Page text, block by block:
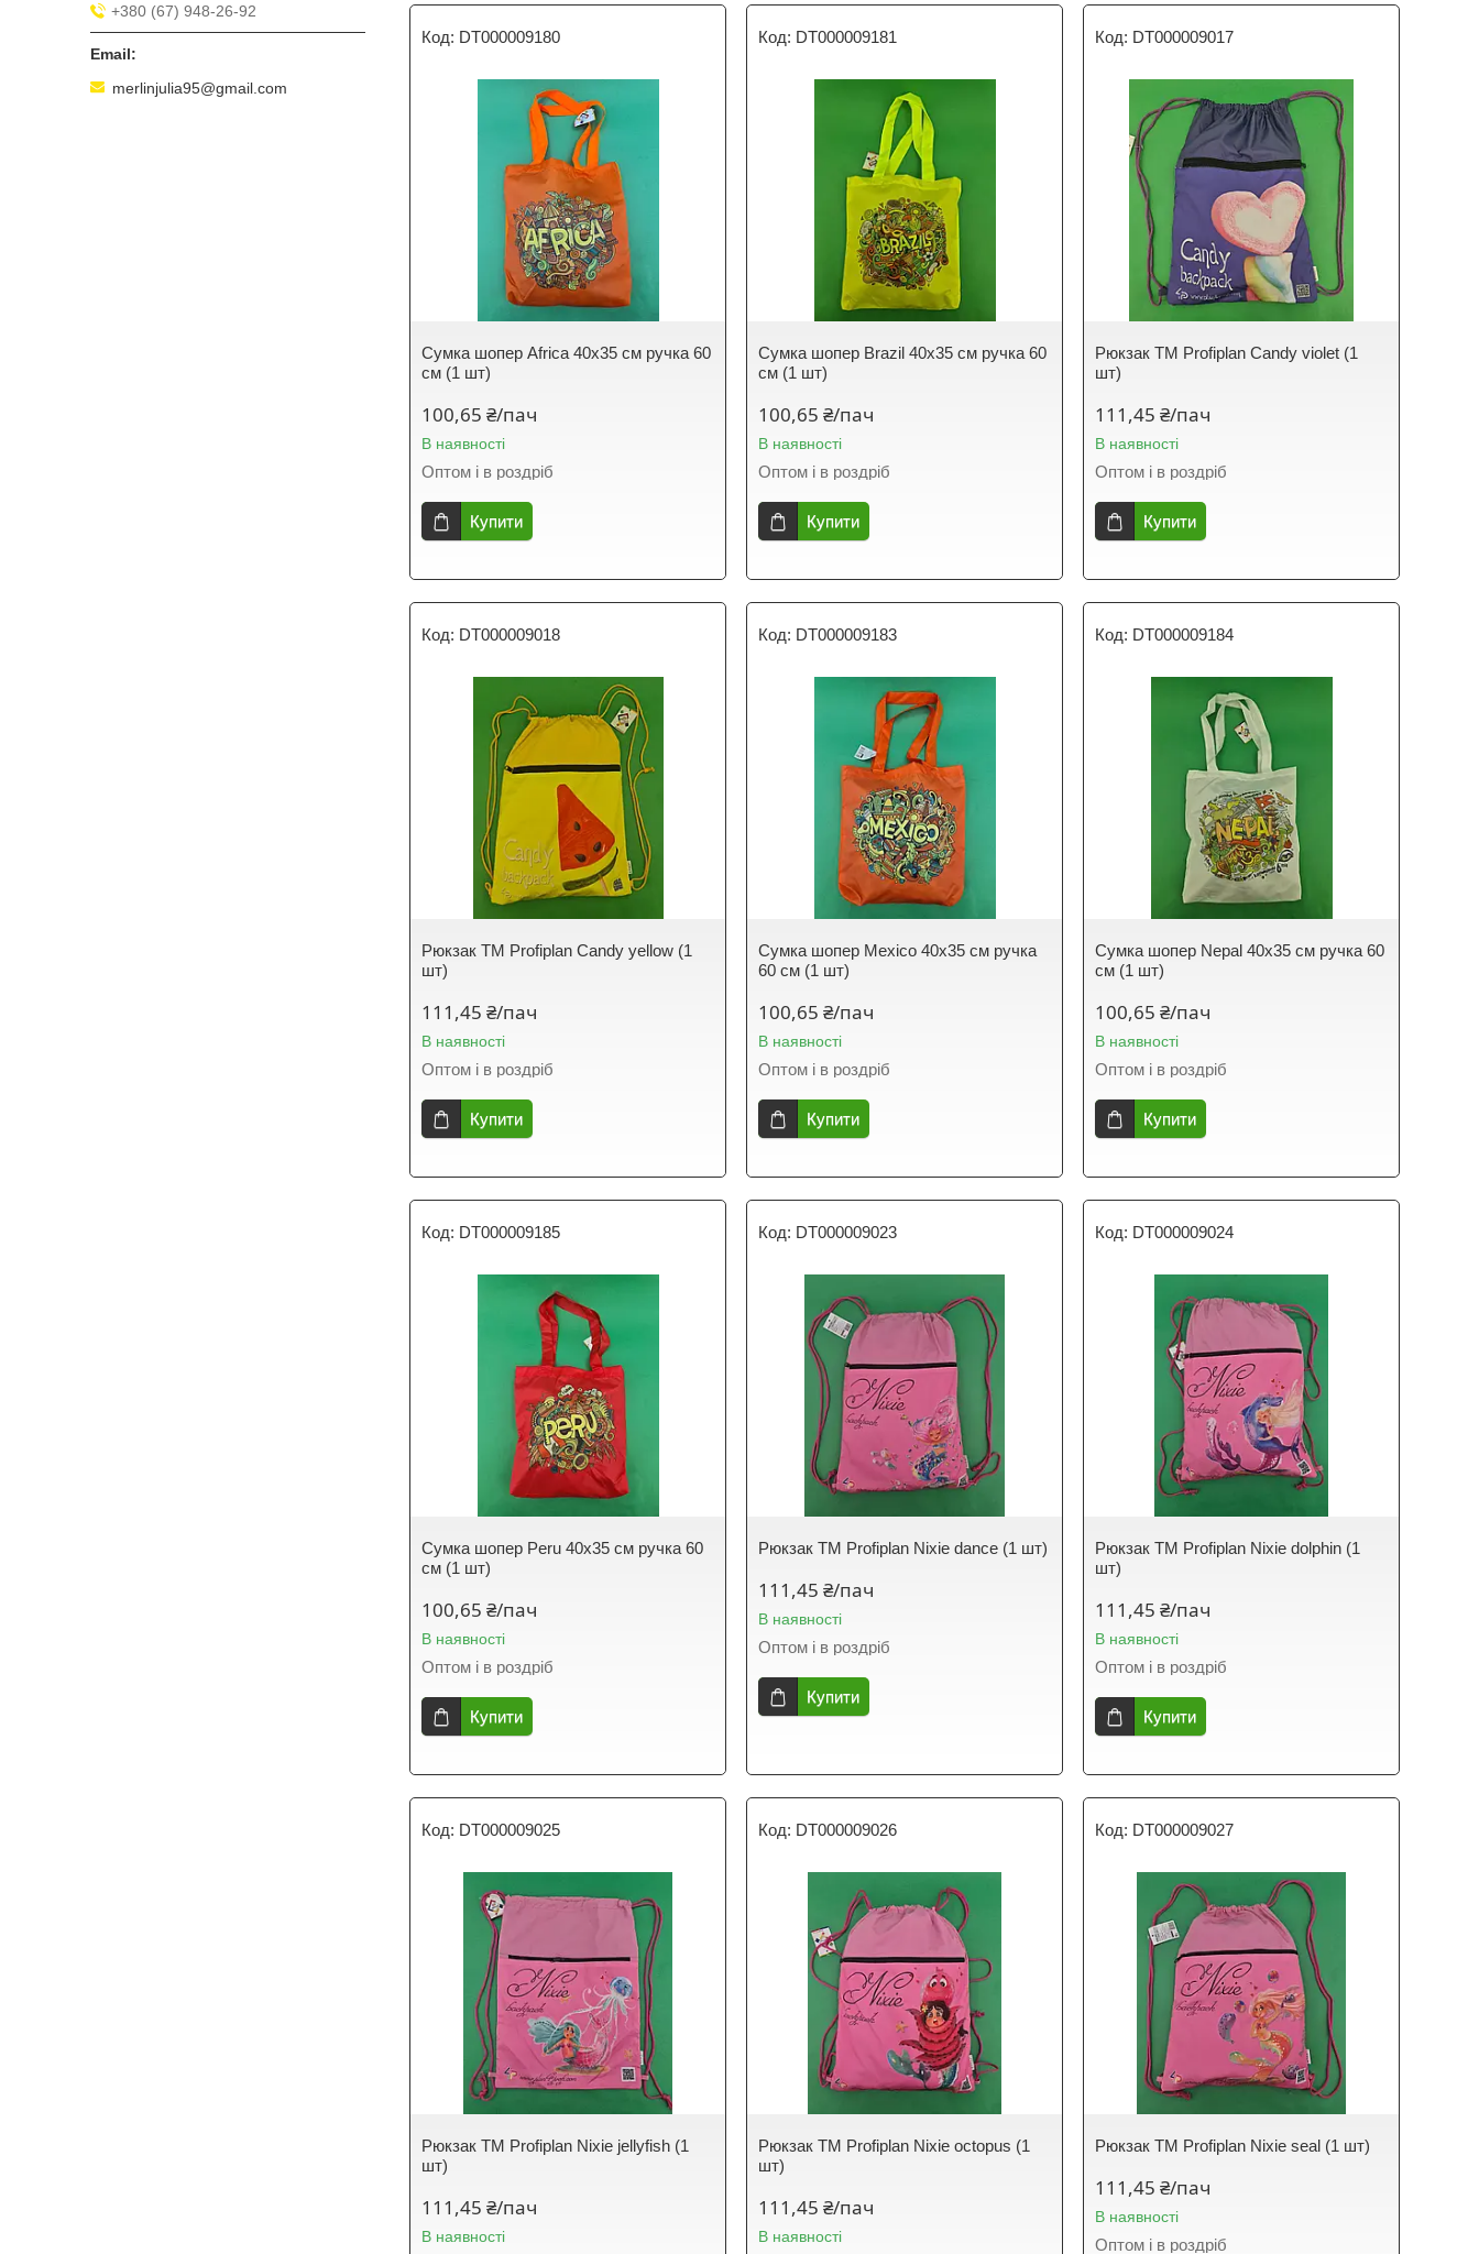
DT000009180
Сумка шопер Africa 40x35 см ручка 60
см (1 шт)
100,65 ₴/пач
В наявності
Оптом і в роздріб
Купити
DT000009181
Сумка шопер Brazil 40x35 см ручка 60
см (1 шт)
100,65 ₴/пач
В наявності
Оптом і в роздріб
Купити
DT000009017
Рюкзак TM Profiplan Candy violet (1
шт)
111,45 ₴/пач
В наявності
Оптом і в роздріб
Купити
DT000009018
Рюкзак TM Profiplan Candy yellow (1
шт)
111,45 ₴/пач
В наявності
Оптом і в роздріб
Купити
DT000009183
Сумка шопер Mexico 40x35 см ручка
60 см (1 шт)
100,65 ₴/пач
В наявності
Оптом і в роздріб
Купити
DT000009184
Сумка шопер Nepal 40x35 см ручка 60
см (1 шт)
100,65 ₴/пач
В наявності
Оптом і в роздріб
Купити
DT000009185
Сумка шопер Peru 40x35 см ручка 60
см (1 шт)
100,65 ₴/пач
В наявності
Оптом і в роздріб
Купити
DT000009023
Рюкзак TM Profiplan Nixie dance (1 шт)
111,45 ₴/пач
В наявності
Оптом і в роздріб
Купити
DT000009024
Рюкзак TM Profiplan Nixie dolphin (1
шт)
111,45 ₴/пач
В наявності
Оптом і в роздріб
Купити
DT000009025
Рюкзак TM Profiplan Nixie jellyfish (1
шт)
111,45 ₴/пач
В наявності
DT000009026
Рюкзак TM Profiplan Nixie octopus (1
шт)
111,45 ₴/пач
В наявності
DT000009027
Рюкзак TM Profiplan Nixie seal (1 шт)
111,45 ₴/пач
В наявності
Оптом і в роздріб
+380 (67) 948-26-92
merlinjulia95@gmail.com